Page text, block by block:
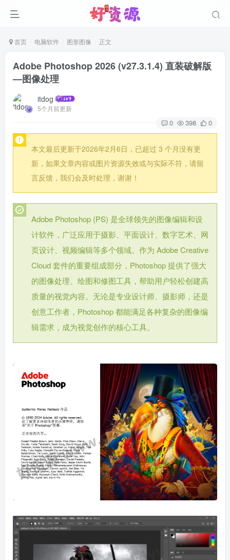
首页 电脑软件 图形图像 正文
Adobe Photoshop 2026 (v27.3.1.4) 直装破解版
—图像处理
itdog
5个月前更新
0 398 0
本文最后更新于2026年2月6日，已超过 3 个月没有更
新，如果文章内容或图片资源失效或与实际不符，请留
言反馈，我们会及时处理，谢谢！
Adobe Photoshop (PS) 是全球领先的图像编辑和设
计软件，广泛应用于摄影、平面设计、数字艺术、网
页设计、视频编辑等多个领域。作为 Adobe Creative
Cloud 套件的重要组成部分，Photoshop 提供了强大
的图像处理、绘图和修图工具，帮助用户轻松创建高
质量的视觉内容。无论是专业设计师、摄影师，还是
创意工作者，Photoshop 都能满足各种复杂的图像编
辑需求，成为视觉创作的核心工具。